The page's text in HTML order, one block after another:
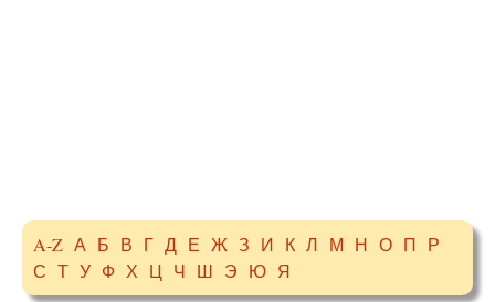
A-Z А Б В Г Д Е Ж З И К Л М Н О П Р
С Т У Ф Х Ц Ч Ш Э Ю Я